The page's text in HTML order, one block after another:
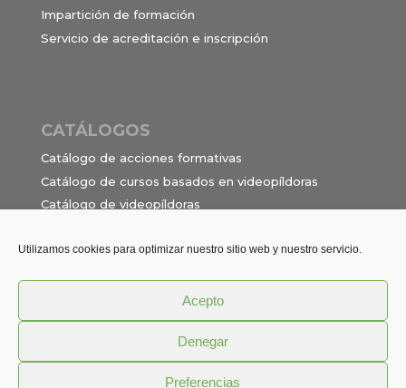
Utilizamos cookies para optimizar nuestro sitio web y nuestro servicio.
Acepto
Denegar
Preferencias
Impartición de formación
Servicio de acreditación e inscripción
CATÁLOGOS
Catálogo de acciones formativas
Catálogo de cursos basados en videopíldoras
Catálogo de videopíldoras
formación en alternancia
Política de privacidad
Términos y Condiciones
Aviso Legal
Cookies